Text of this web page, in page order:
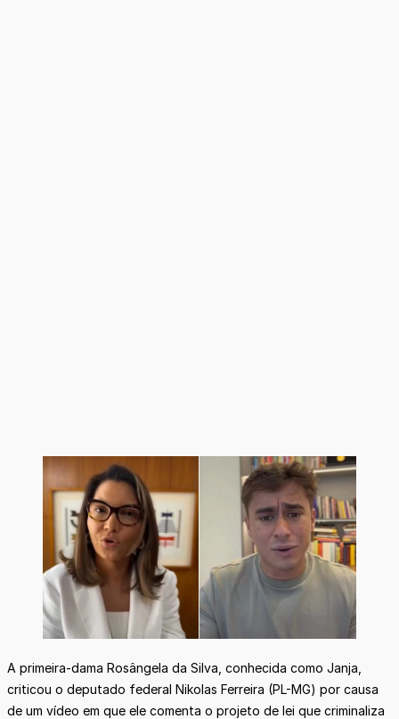
A primeira-dama Rosângela da Silva, conhecida como Janja,
criticou o deputado federal Nikolas Ferreira (PL-MG) por causa
de um vídeo em que ele comenta o projeto de lei que criminaliza